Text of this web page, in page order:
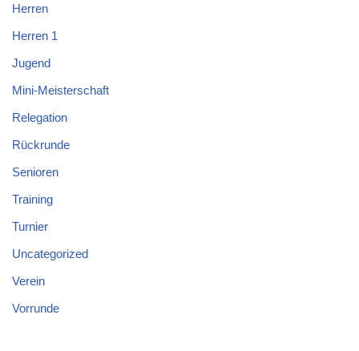
Herren
Herren 1
Jugend
Mini-Meisterschaft
Relegation
Rückrunde
Senioren
Training
Turnier
Uncategorized
Verein
Vorrunde